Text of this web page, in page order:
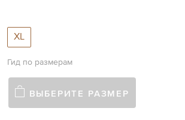
XL
Гид по размерам
ВЫБЕРИТЕ РАЗМЕР